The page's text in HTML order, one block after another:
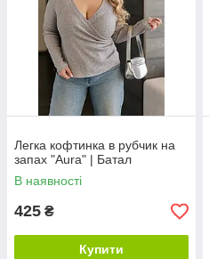
Легка кофтинка в рубчик на
запах "Aura" | Батал
В наявності
425 ₴
Купити